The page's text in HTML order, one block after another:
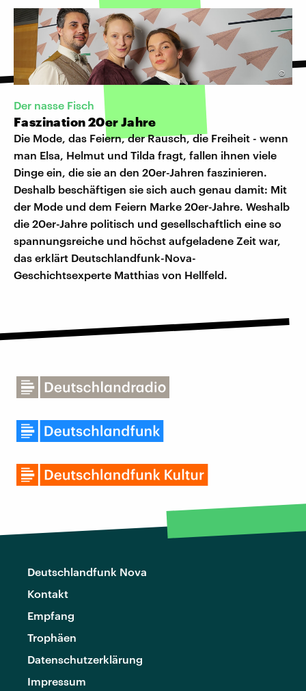
©
Der nasse Fisch
Faszination 20er Jahre
Die Mode, das Feiern, der Rausch, die Freiheit - wenn
man Elsa, Helmut und Tilda fragt, fallen ihnen viele
Dinge ein, die sie an den 20er-Jahren faszinieren.
Deshalb beschäftigen sie sich auch genau damit: Mit
der Mode und dem Feiern Marke 20er-Jahre. Weshalb
die 20er-Jahre politisch und gesellschaftlich eine so
spannungsreiche und höchst aufgeladene Zeit war,
das erklärt Deutschlandfunk-Nova-
Geschichtsexperte Matthias von Hellfeld.
Deutschlandfunk Nova
Kontakt
Empfang
Trophäen
Datenschutzerklärung
Impressum